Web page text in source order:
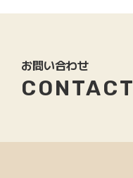
お問い合わせ
CONTACT